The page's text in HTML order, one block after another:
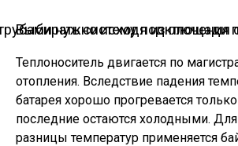
систему подключения с 1 или 2 трубами нужно исходя
Теплоноситель двигается по
отопления. Вследствие падения
батарея хорошо прогревается
последние остаются холодными.
разницы температур применяется